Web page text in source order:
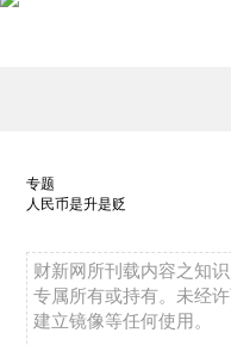
专题
人民币是升是贬
财新网所刊载内容之知
专属所有或持有。未经
建立镜像等任何使用。